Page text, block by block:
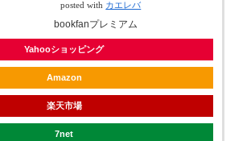
posted with カエレバ
bookfanプレミアム
Yahooショッピング
Amazon
楽天市場
7net